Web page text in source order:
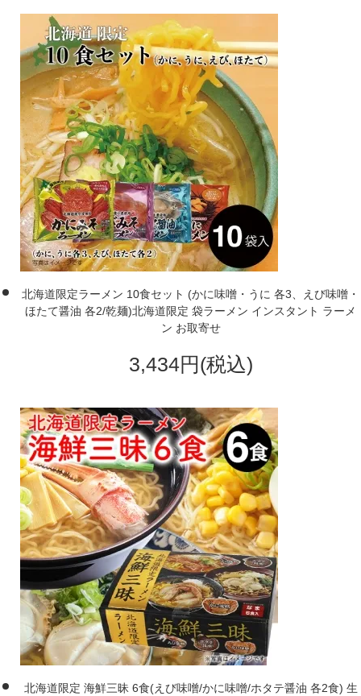
北海道限定ラーメン 10食セット (かに味噌・うに 各3、えび味噌・
ほたて醤油 各2/乾麺)北海道限定 袋ラーメン インスタント ラーメ
ン お取寄せ
3,434円(税込)
北海道限定 海鮮三昧 6食(えび味噌/かに味噌/ホタテ醤油 各2食) 生